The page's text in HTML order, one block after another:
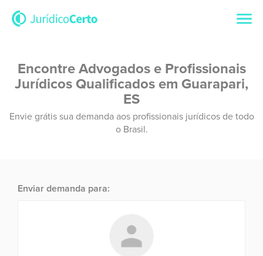
Encontre Advogados e Profissionais
Jurídicos Qualificados em Guarapari,
ES
Envie grátis sua demanda aos profissionais jurídicos de todo
o Brasil.
Enviar demanda para: